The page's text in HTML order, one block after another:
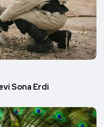
Sona Erdi